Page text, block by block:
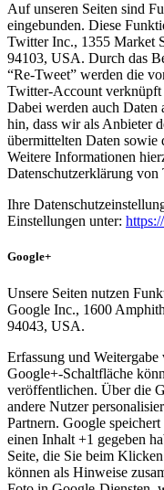
Auf unseren Seiten sind
eingebunden. Diese
Twitter Inc., 1355 Market
94103, USA. Durch das
“Re-Tweet” werden die
Twitter-Account verknüpft
Dabei werden auch Daten
hin, dass wir als Anbieter
übermittelten Daten sowie
Weitere Informationen
Datenschutzerklärung
Ihre
Einstellungen unter:
Google+
Unsere Seiten nutzen
Google Inc., 1600
94043, USA.
Erfassung und
Google+-Schaltfläche
veröffentlichen. Über die
andere Nutzer
Partnern. Google
einen Inhalt +1 gegeben
Seite, die Sie beim
können als Hinweise